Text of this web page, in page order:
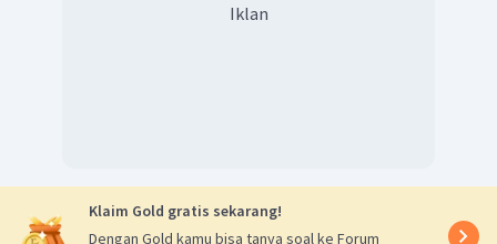
Iklan
Klaim Gold gratis sekarang!
Dengan Gold kamu bisa tanya soal ke Forum